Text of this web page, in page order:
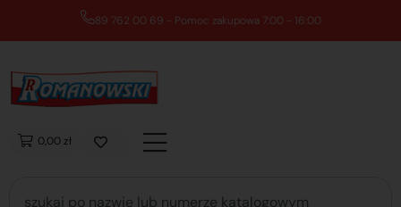
89 762 00 69 - Pomoc zakupowa 7:00 - 16:00
0,00 zł